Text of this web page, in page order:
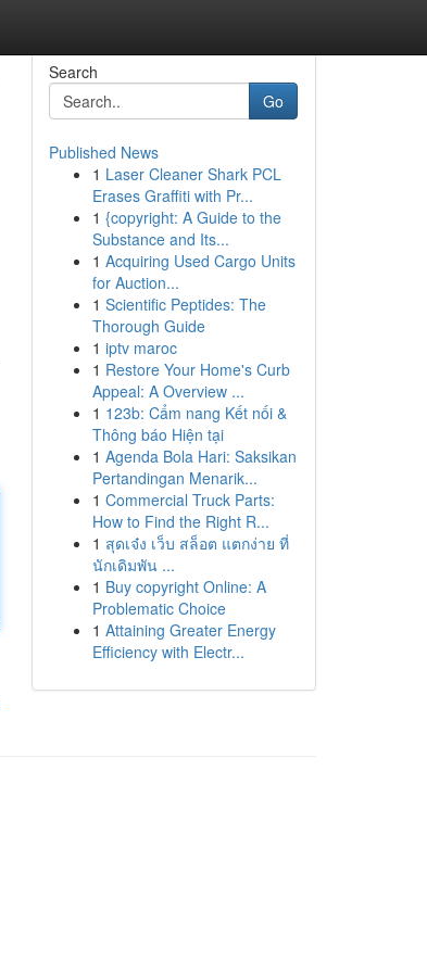
Search
Go
Published News
1 Laser Cleaner Shark PCL
Erases Graffiti with Pr...
1 {copyright: A Guide to the
Substance and Its...
1 Acquiring Used Cargo Units
for Auction...
1 Scientific Peptides: The
Thorough Guide
1 iptv maroc
1 Restore Your Home's Curb
Appeal: A Overview ...
1 123b: Cẩm nang Kết nối &
Thông báo Hiện tại
1 Agenda Bola Hari: Saksikan
Pertandingan Menarik...
1 Commercial Truck Parts:
How to Find the Right R...
1 สุดเจ๋ง เว็บ สล็อต แตกง่าย ที่
นักเดิมพัน ...
1 Buy copyright Online: A
Problematic Choice
1 Attaining Greater Energy
Efficiency with Electr...